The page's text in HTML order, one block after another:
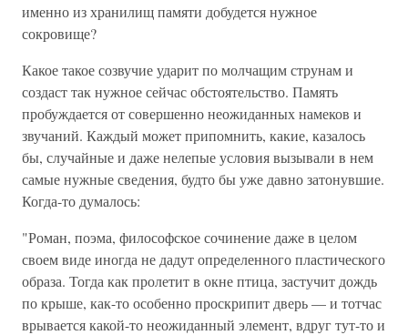
именно из хранилищ памяти добудется нужное
сокровище?
Какое такое созвучие ударит по молчащим струнам и
создаст так нужное сейчас обстоятельство. Память
пробуждается от совершенно неожиданных намеков и
звучаний. Каждый может припомнить, какие, казалось
бы, случайные и даже нелепые условия вызывали в нем
самые нужные сведения, будто бы уже давно затонувшие.
Когда-то думалось:
"Роман, поэма, философское сочинение даже в целом
своем виде иногда не дадут определенного пластического
образа. Тогда как пролетит в окне птица, застучит дождь
по крыше, как-то особенно проскрипит дверь — и тотчас
врывается какой-то неожиданный элемент, вдруг тут-то и